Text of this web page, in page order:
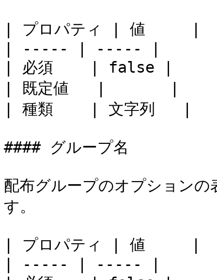
| プロパティ | 値     |
| ----- | ----- |
| 必須    | false |
| 既定値   |       |
| 種類    | 文字列   |
#### グループ名
配布グループのオプション
す。
| プロパティ | 値     |
| ----- | ----- |